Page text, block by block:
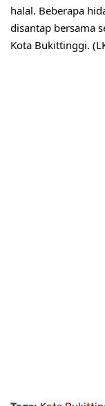
halal. Beberapa
disantap bersama
Kota Bukittinggi.